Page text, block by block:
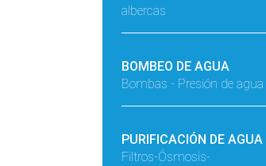
albercas
BOMBEO DE AGUA
Bombas - Presión de agua
PURIFICACIÓN DE AGUA
Filtros-Ósmosis-